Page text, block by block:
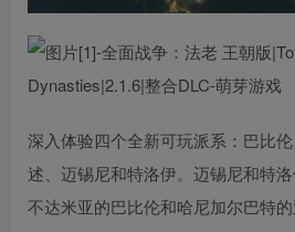
深入体验四个全新可玩派系：巴比
述、迈锡尼和特洛伊。迈锡尼和特
不达米亚的巴比伦和哈尼加尔巴特